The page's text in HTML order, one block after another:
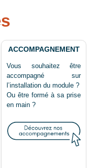
ACCOMPAGNEMENT
Vous souhaitez être
accompagné sur
l’installation du module ?
Ou être formé à sa prise
en main ?